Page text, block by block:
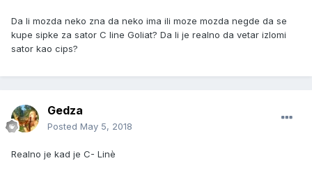
Da li mozda neko zna da neko ima ili moze mozda negde da se
kupe sipke za sator C line Goliat? Da li je realno da vetar izlomi
sator kao cips?
Gedza
Posted May 5, 2018
Realno je kad je C- Linè